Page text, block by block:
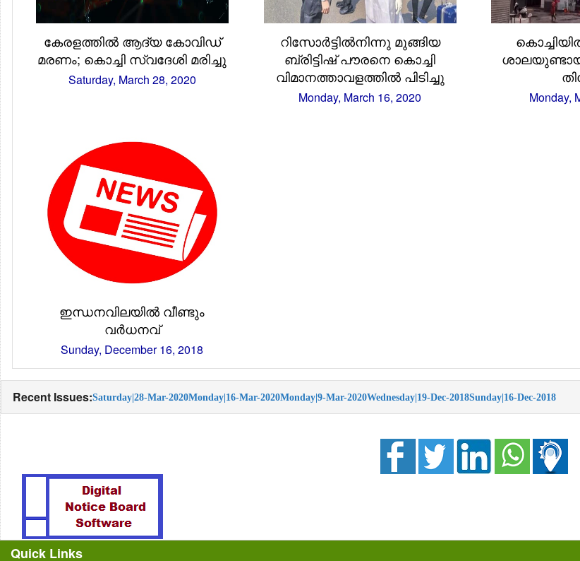
കേരളത്തിൽ ആദ്യ കോവിഡ്
മരണം; കൊച്ചി സ്വദേശി മരിച്ചു
Saturday, March 28, 2020
റിസോർട്ടിൽനിന്നു മുങ്ങിയ
ബ്രിട്ടിഷ് പൗരനെ കൊച്ചി
വിമാനത്താവളത്തിൽ പിടിച്ചു
Monday, March 16, 2020 Monday,
ഇന്ധനവിലയില്‍ വീണ്ടും
വര്‍ധനവ്
Sunday, December 16, 2018
Recent Issues:Saturday|28-Mar-2020Monday|16-Mar-2020Monday|9-Mar-2020Wednesday|19-Dec-2018Sunday|16-Dec-2018
Quick Links